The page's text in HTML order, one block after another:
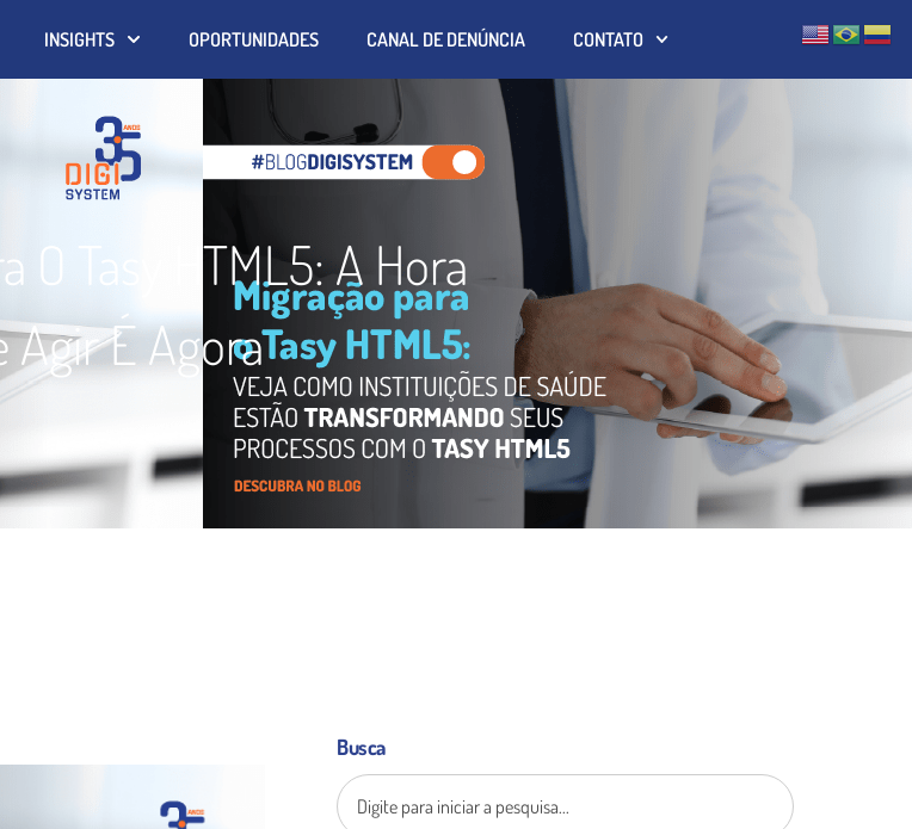
INSIGHTS OPORTUNIDADES CANAL DE DENÚNCIA CONTATO
O Tasy HTML5: A Hora
Agir É Agora
Busca